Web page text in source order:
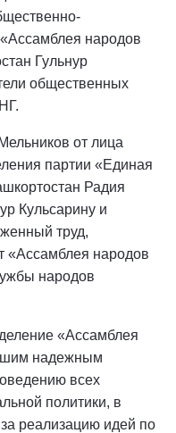
народов
Гульнур
общественных
от лица
партии «Единая
Радия
Кульсарину и
труд,
«Ассамблея народов
народов
«Ассамблея
надежным
всех
политики, в
реализацию идей по